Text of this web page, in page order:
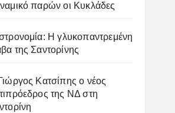
παρών οι Κυκλάδες
Η γλυκοπαντρεμένη
της Σαντορίνης
Κατσίπης ο νέος
της ΝΔ στη